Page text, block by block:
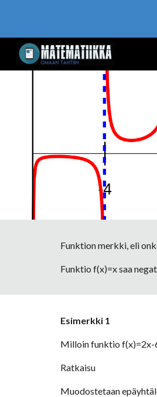
Funktion merkki, eli
Funktio f(x)=x saa
Esimerkki 1
Milloin funktio f(x)=2x-
Ratkaisu
Muodostetaan